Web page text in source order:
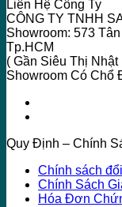
Liên Hệ Công Ty
CÔNG TY TNHH
Showroom: 573
Tp.HCM
( Gần Siêu Thị
Showroom Có Chổ
Quy Định – Chính
Chính sách
Chính Sách
Hóa Đơn